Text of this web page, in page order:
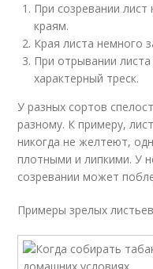
При созревании
краям.
Края листа немного
При отрывании
характерный треск.
У разных сортов
разному. К примеру,
никогда не желтеют,
плотными и липкими. У
созревании может
Примеры зрелых